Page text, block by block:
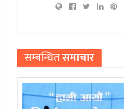
सम्बन्धितसमाचार